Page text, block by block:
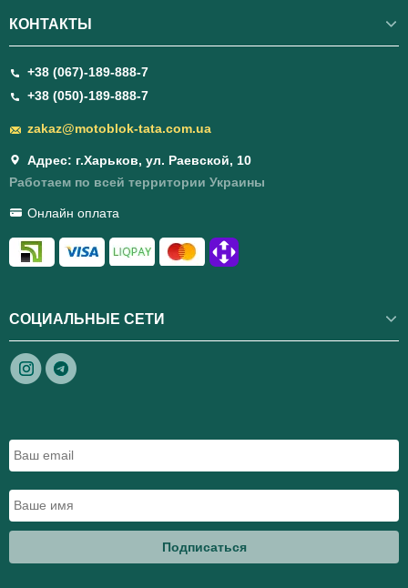
КОНТАКТЫ
+38 (067)-189-888-7
+38 (050)-189-888-7
zakaz@motoblok-tata.com.ua
Адрес: г.Харьков, ул. Раевской, 10
Работаем по всей территории Украины
Онлайн оплата
СОЦИАЛЬНЫЕ СЕТИ
Подписаться